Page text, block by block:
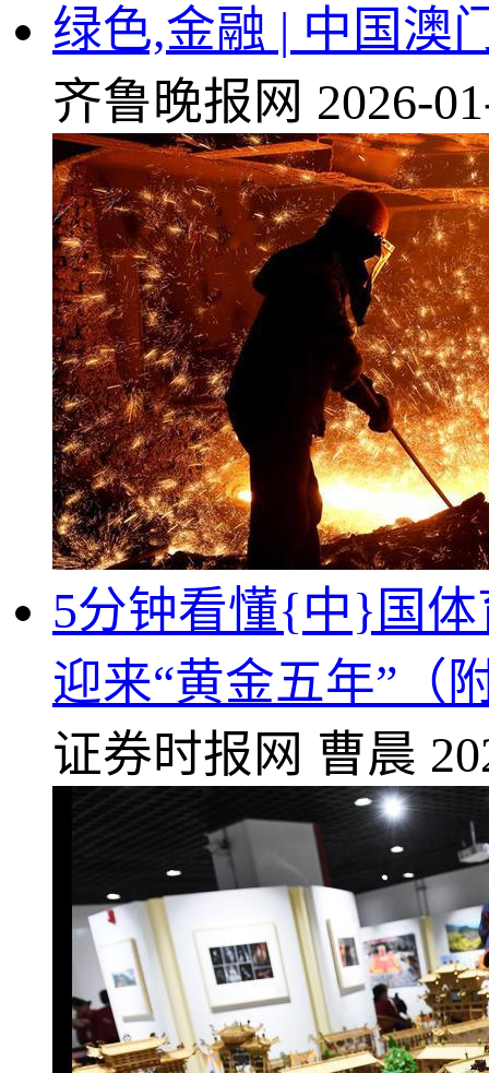
绿色,金融 | 中国澳
齐鲁晚报网 2026-
5分钟看懂{中}国
迎来“黄金五年”（
证券时报网 曹晨